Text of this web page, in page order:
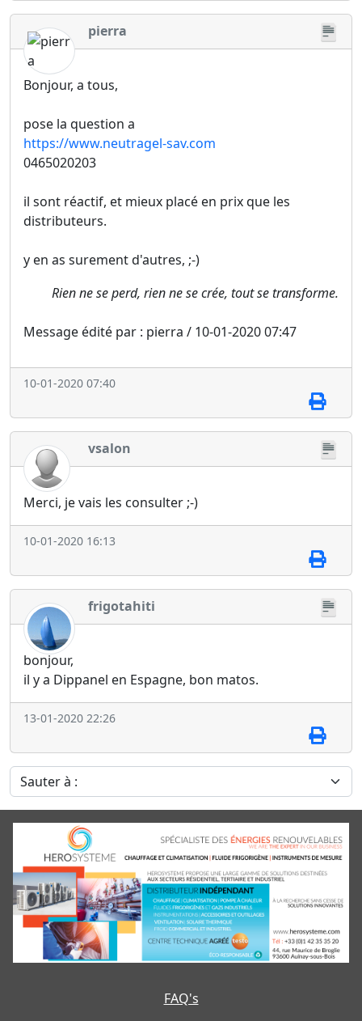
pierra
Bonjour, a tous,
pose la question a
https://www.neutragel-sav.com
0465020203
il sont réactif, et mieux placé en prix que les
distributeurs.
y en as surement d'autres, ;-)
Rien ne se perd, rien ne se crée, tout se transforme.
Message édité par : pierra / 10-01-2020 07:47
10-01-2020 07:40
vsalon
Merci, je vais les consulter ;-)
10-01-2020 16:13
frigotahiti
bonjour,
il y a Dippanel en Espagne, bon matos.
13-01-2020 22:26
Sauter à :
FAQ's